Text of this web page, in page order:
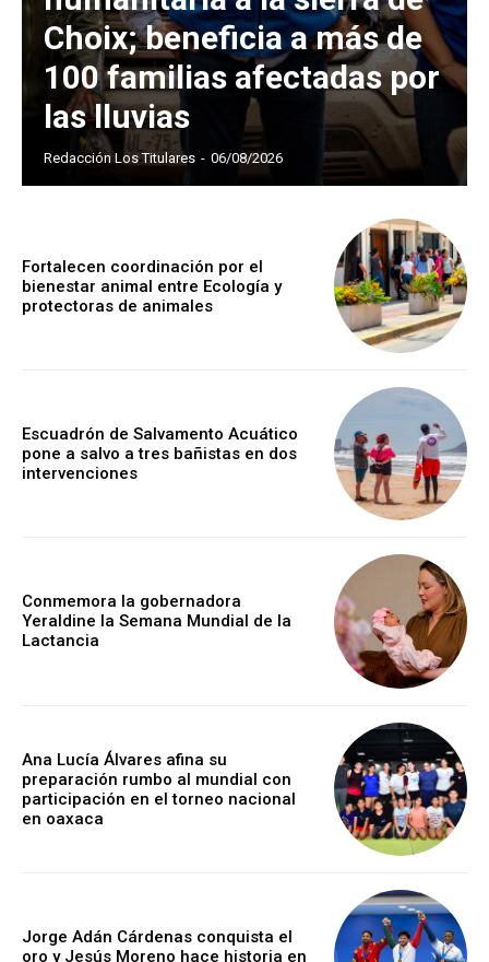
Choix; beneficia a más de
100 familias afectadas por
las lluvias
Redacción Los Titulares - 06/08/2026
Fortalecen coordinación por el
bienestar animal entre Ecología y
protectoras de animales
Escuadrón de Salvamento Acuático
pone a salvo a tres bañistas en dos
intervenciones
Conmemora la gobernadora
Yeraldine la Semana Mundial de la
Lactancia
Ana Lucía Álvares afina su
preparación rumbo al mundial con
participación en el torneo nacional
en oaxaca
Jorge Adán Cárdenas conquista el
oro y Jesús Moreno hace historia en